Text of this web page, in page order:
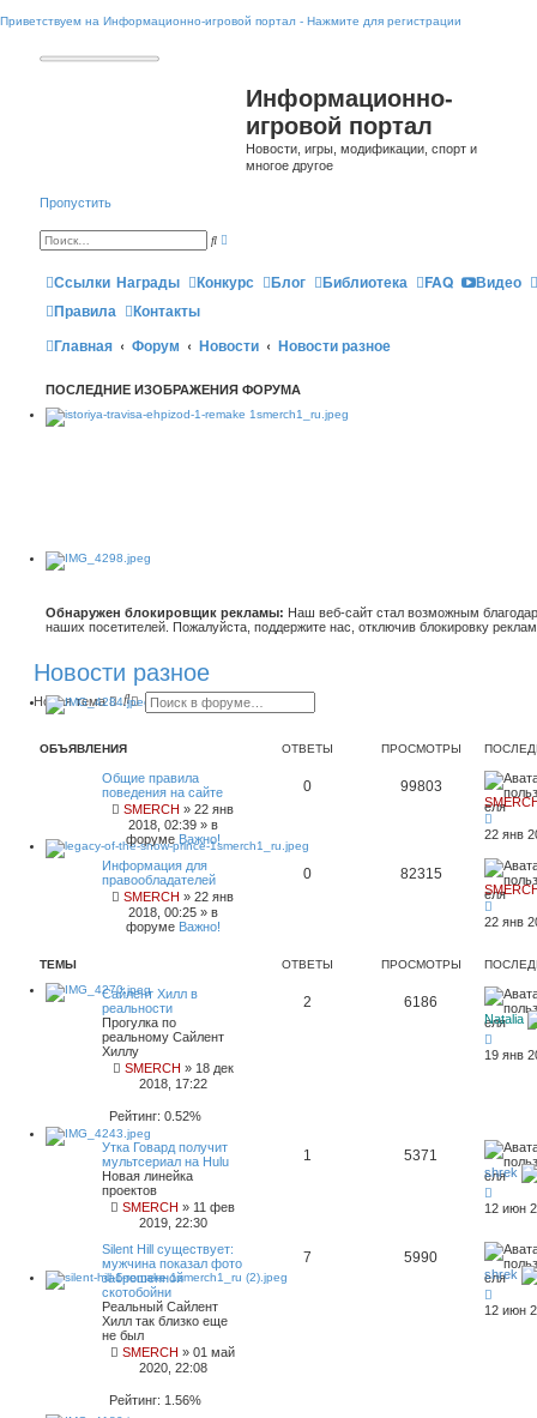
Приветствуем на Информационно-игровой портал - Нажмите для регистрации
Информационно-
игровой портал
Новости, игры, модификации, спорт и
многое другое
Пропустить
П
с
к и
н
ы
о
с
Ссылки Награды Конкурс Блог Библиотека FAQ
Видео
Правила
Контакты
Главная
Форум Новости Новости разное
ПОСЛЕДНИЕ ИЗОБРАЖЕНИЯ ФОРУМА
Обнаружен блокировщик рекламы: Наш веб-сайт стал возможным
наших посетителей. Пожалуйста, поддержите нас, отключив блокировку
Новости разное
Новая тема
П
о
Р
е
н
н
ы
й
о
и
с
к
ОБЪЯВЛЕНИЯ ОТВЕТЫ ПРОСМОТРЫ
Общие правила
поведения на сайте
SMERCH » 22 янв
2018, 02:39» в
форуме Важно!
0 99803
22 янв
Информация для
правообладателей
SMERCH » 22 янв
2018, 00:25» в
форуме Важно!
0 82315
22 янв
ТЕМЫ ОТВЕТЫ ПРОСМОТРЫ
Сайлент Хилл в
реальности
Прогулка по
реальному Сайлент
Хиллу
SMERCH » 18 дек
2018, 17:22
Рейтинг: 0.52%
2 6186
Natalia
19 янв
Утка Говард получит
мультсериал на Hulu
Новая линейка
проектов
SMERCH » 11 фев
2019, 22:30
1 5371
shrek
12 июн
Silent Hill существует:
мужчина показал фото
заброшенной
скотобойни
Реальный Сайлент
Хилл так близко еще
не был
SMERCH » 01 май
2020, 22:08
Рейтинг: 1.56%
7 5990
shrek
12 июн